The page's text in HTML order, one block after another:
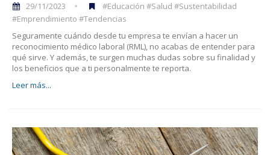
29/11/2023
#Educación #Salud #Sustentabilidad
#Emprendimiento #Tendencias
Seguramente cuándo desde tu empresa te envían a hacer un
reconocimiento médico laboral (RML), no acabas de entender para
qué sirve. Y además, te surgen muchas dudas sobre su finalidad y
los beneficios que a ti personalmente te reporta.
Leer más...